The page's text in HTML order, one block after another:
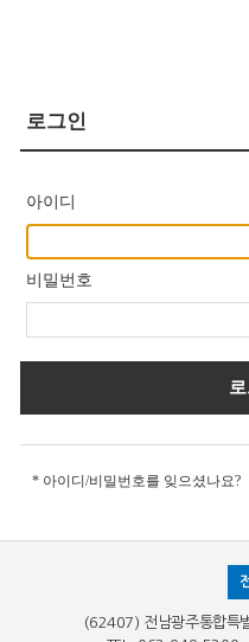
로그인
아이디
비밀번호
* 아이디/비밀번호를 잊으셨나요?
(62407) 전남광주통합특